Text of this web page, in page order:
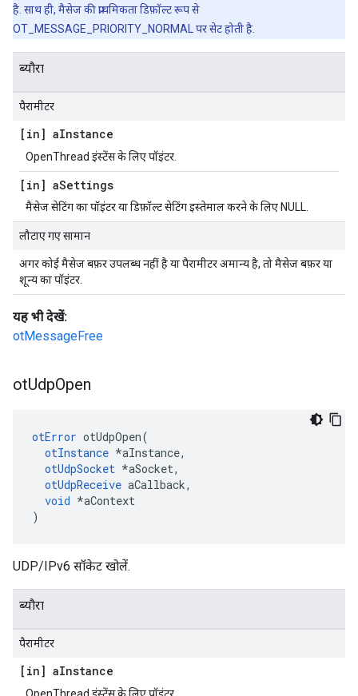
है. साथ ही, मैसेज की प्राथमिकता डिफ़ॉल्ट रूप से
OT_MESSAGE_PRIORITY_NORMAL पर सेट होती है.
ब्यौरा
पैरामीटर
[in] aInstance
OpenThread इंस्टेंस के लिए पॉइंटर.
[in] aSettings
मैसेज सेटिंग का पॉइंटर या डिफ़ॉल्ट सेटिंग इस्तेमाल करने के लिए NULL.
लौटाए गए सामान
अगर कोई मैसेज बफ़र उपलब्ध नहीं है या पैरामीटर अमान्य है, तो मैसेज बफ़र या
शून्य का पॉइंटर.
यह भी देखें:
otMessageFree
otUdpOpen
otError otUdpOpen(
otInstance *aInstance,
otUdpSocket *aSocket,
otUdpReceive aCallback,
void *aContext
)
UDP/IPv6 सॉकेट खोलें.
ब्यौरा
पैरामीटर
[in] aInstance